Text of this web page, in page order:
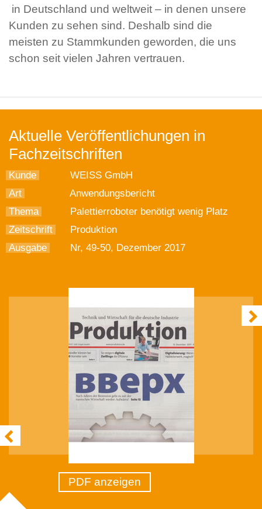
in Deutschland und weltweit – in denen unsere
Kunden zu sehen sind. Deshalb sind die
meisten zu Stammkunden geworden, die uns
schon seit vielen Jahren vertrauen.
Aktuelle Veröffentlichungen in
Fachzeitschriften
Kunde
WEISS GmbH
Art
Anwendungsbericht
Thema
Palettierroboter benötigt wenig Platz
Zeitschrift
Produktion
Ausgabe
Nr, 49-50, Dezember 2017
PDF anzeigen